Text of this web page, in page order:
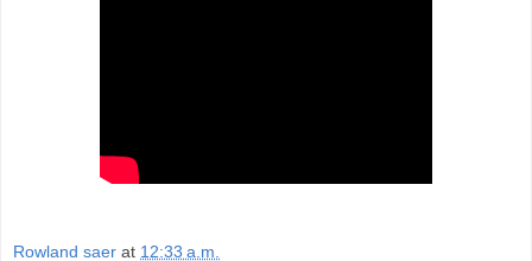
Rowland saer at 12:33 a.m.